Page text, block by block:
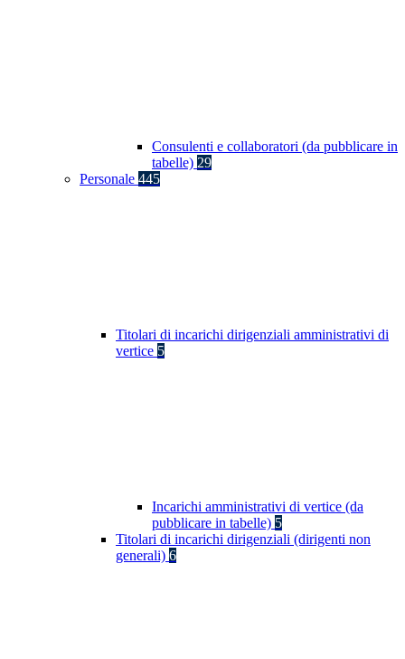
Consulenti e collaboratori (da pubblicare in
tabelle) 29
Personale 445
Titolari di incarichi dirigenziali amministrativi di
vertice 5
Incarichi amministrativi di vertice (da
pubblicare in tabelle) 5
Titolari di incarichi dirigenziali (dirigenti non
generali) 6